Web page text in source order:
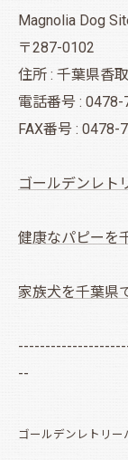
Magnolia Dog
〒287-0102
住所 : 千葉県香
電話番号 :
FAX番号 : 0478-
ゴールデンレト
健康なパピーを
家族犬を千葉県
--
ゴールデンレトリー